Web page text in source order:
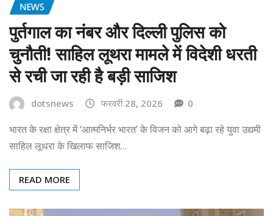
NEWS
पुर्तगाल का नंबर और दिल्ली पुलिस को
चुनौती! साहिल लूथरा मामले में विदेशी धरती
से रची जा रही है बड़ी साजिश
dotsnews फरवरी 28, 2026 0
भारत के रक्षा क्षेत्र में ‘आत्मनिर्भर भारत’ के विजन को आगे बढ़ा रहे युवा उद्यमी
साहिल लूथरा के खिलाफ साजिश…
READ MORE